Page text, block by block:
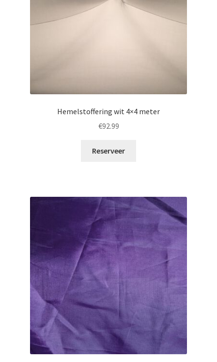
Hemelstoffering wit 4×4 meter
€92.99
Reserveer